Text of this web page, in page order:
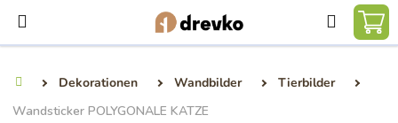
Inhalt
springen
Suchen
Dekorationen Wandbilder
Tierbilder
Wandsticker POLYGONALE KATZE